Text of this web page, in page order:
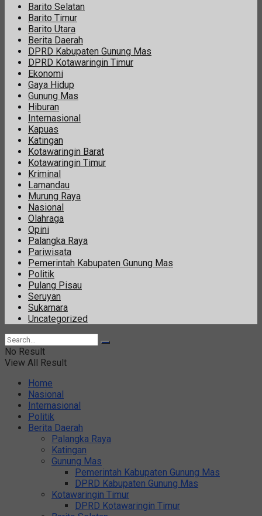
Barito Selatan
Barito Timur
Barito Utara
Berita Daerah
DPRD Kabupaten Gunung Mas
DPRD Kotawaringin Timur
Ekonomi
Gaya Hidup
Gunung Mas
Hiburan
Internasional
Kapuas
Katingan
Kotawaringin Barat
Kotawaringin Timur
Kriminal
Lamandau
Murung Raya
Nasional
Olahraga
Opini
Palangka Raya
Pariwisata
Pemerintah Kabupaten Gunung Mas
Politik
Pulang Pisau
Seruyan
Sukamara
Uncategorized
No Result
View All Result
Home
Nasional
Internasional
Politik
Berita Daerah
Palangka Raya
Katingan
Gunung Mas
Pemerintah Kabupaten Gunung Mas
DPRD Kabupaten Gunung Mas
Kotawaringin Timur
DPRD Kotawaringin Timur